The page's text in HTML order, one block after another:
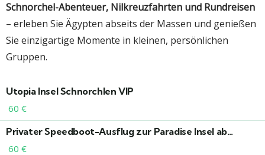
Schnorchel-Abenteuer, Nilkreuzfahrten und Rundreisen
– erleben Sie Ägypten abseits der Massen und genießen
Sie einzigartige Momente in kleinen, persönlichen
Gruppen.
Utopia Insel Schnorchlen VIP
60 €
Privater Speedboot-Ausflug zur Paradise Insel ab
Hurghada – Schnorcheln & Exklusiver Strandtag
60 €